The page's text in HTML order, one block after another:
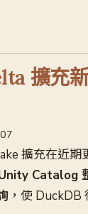
擴充
擴充在近期
Catalog
，使